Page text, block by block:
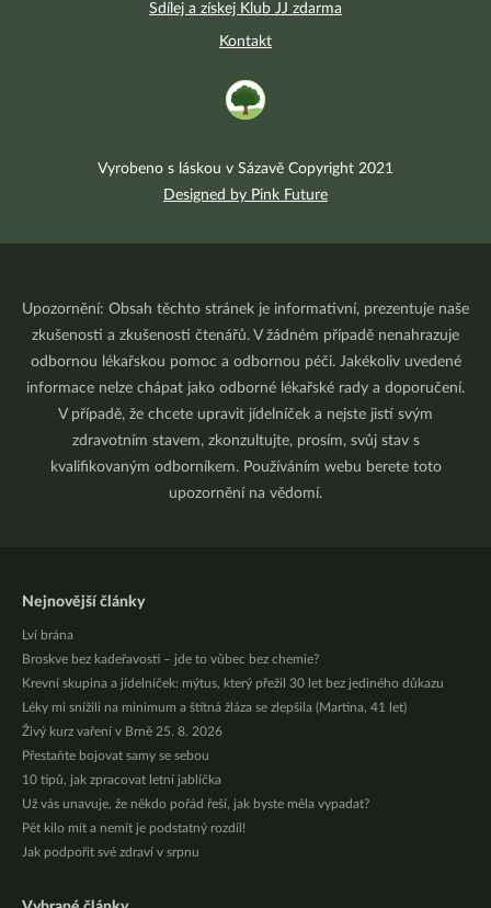
Sdílej a získej Klub JJ zdarma
Kontakt
Vyrobeno s láskou v Sázavě Copyright 2021
Designed by Pink Future
Upozornění: Obsah těchto stránek je informativní, prezentuje naše
zkušenosti a zkušenosti čtenářů. V žádném případě nenahrazuje
odbornou lékařskou pomoc a odbornou péči. Jakékoliv uvedené
informace nelze chápat jako odborné lékařské rady a doporučení.
V případě, že chcete upravit jídelníček a nejste jistí svým
zdravotním stavem, zkonzultujte, prosím, svůj stav s
kvalifikovaným odborníkem. Používáním webu berete toto
upozornění na vědomí.
Nejnovější články
Lví brána
Broskve bez kadeřavosti – jde to vůbec bez chemie?
Krevní skupina a jídelníček: mýtus, který přežil 30 let bez jediného důkazu
Léky mi snížili na minimum a štítná žláza se zlepšila (Martina, 41 let)
Živý kurz vaření v Brně 25. 8. 2026
Přestaňte bojovat samy se sebou
10 tipů, jak zpracovat letní jablíčka
Už vás unavuje, že někdo pořád řeší, jak byste měla vypadat?
Pět kilo mít a nemít je podstatný rozdíl!
Jak podpořit své zdraví v srpnu